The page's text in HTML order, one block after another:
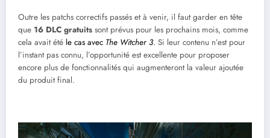
Outre les patchs correctifs passés et à venir, il faut garder en tête
que 16 DLC gratuits sont prévus pour les prochains mois, comme
cela avait été le cas avec The Witcher 3. Si leur contenu n’est pour
l’instant pas connu, l’opportunité est excellente pour proposer
encore plus de fonctionnalités qui augmenteront la valeur ajoutée
du produit final.